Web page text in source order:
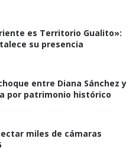
es Territorio Gualito»:
su presencia
entre Diana Sánchez y
por patrimonio histórico
miles de cámaras